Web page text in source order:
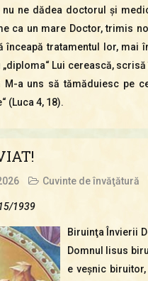
ne dădea doctorul şi
ca un mare Doctor, trimis
înceapă tratamentul lor, mai
Lui cerească,
M-a uns să tămăduiesc pe
(Luca 4, 18).
Cuvinte de învăţătură
1939
Biruinţa Învierii
Domnul Iisus
e veşnic